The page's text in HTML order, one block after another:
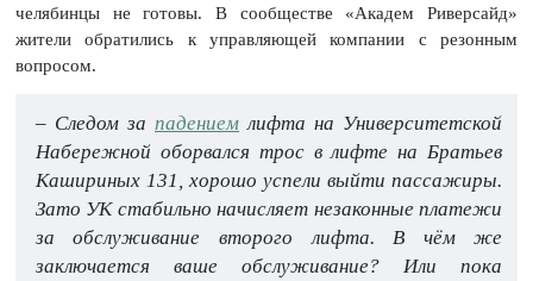
челябинцы не готовы. В сообществе «Академ Риверсайд»
жители обратились к управляющей компании с резонным
вопросом.
– Следом за падением лифта на Университетской
Набережной оборвался трос в лифте на Братьев
Кашириных 131, хорошо успели выйти пассажиры.
Зато УК стабильно начисляет незаконные платежи
за обслуживание второго лифта. В чём же
заключается ваше обслуживание? Или пока